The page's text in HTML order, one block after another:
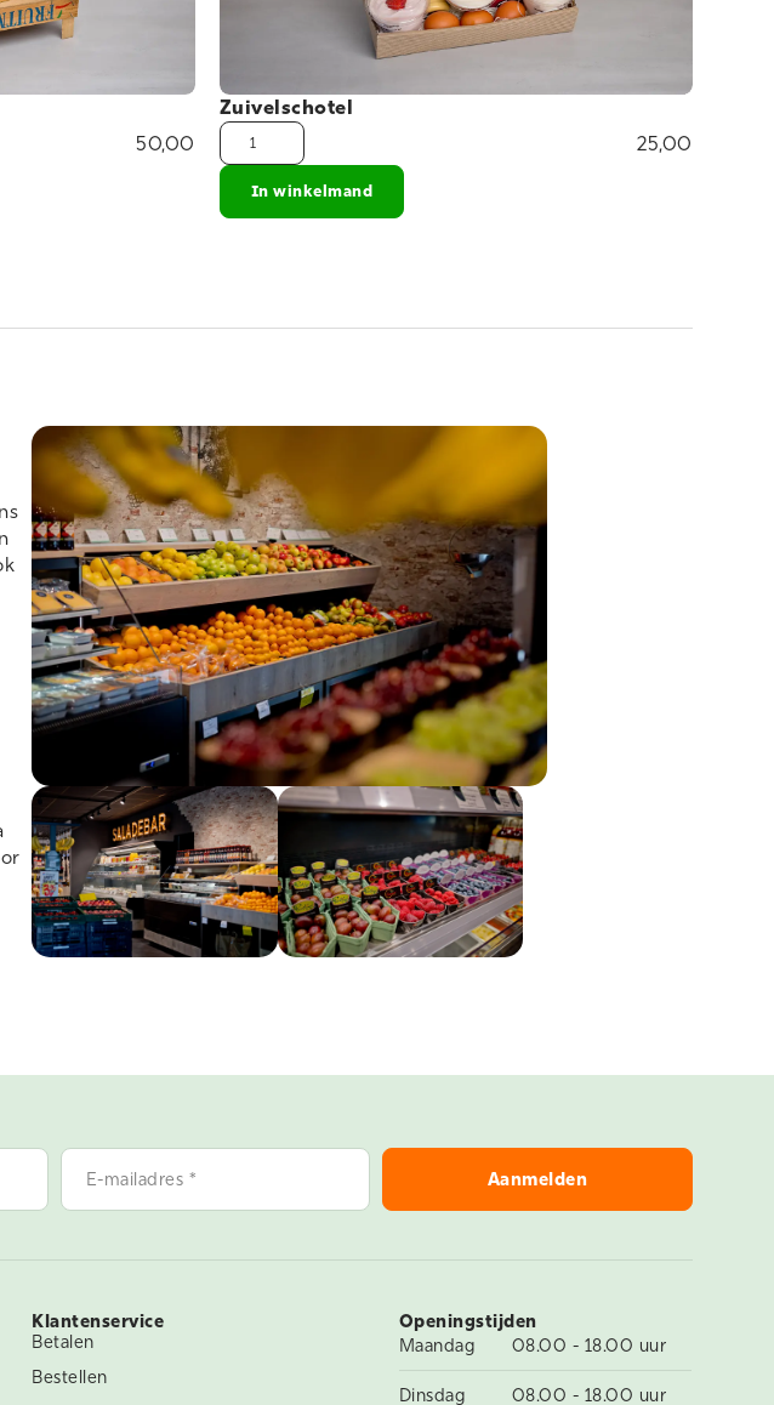
50,00
Zuivelschotel
25,00
In winkelmand
E-
mailadres
Klantenservice
Betalen
Bestellen
Openingstijden
Maandag
08.00 - 18.00 uur
Dinsdag 08.00 - 18.00 uur